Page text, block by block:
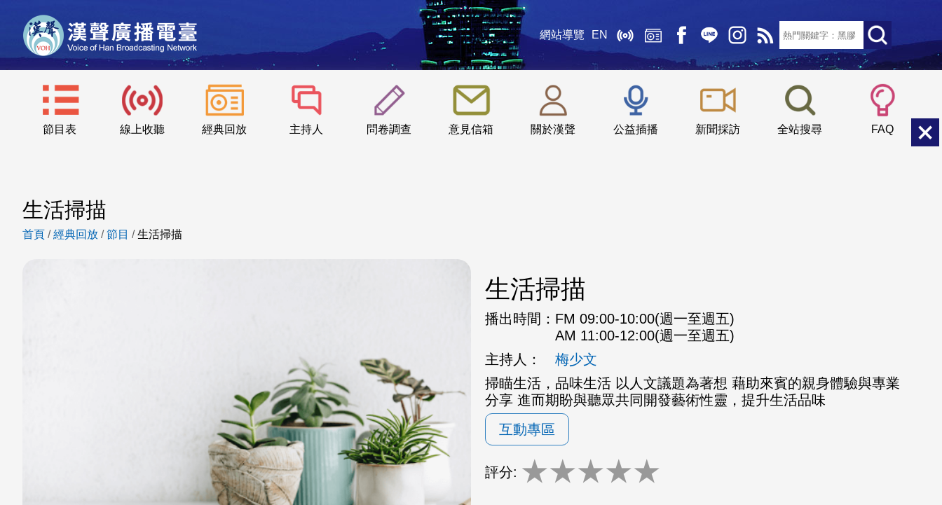
網站導覽 EN
節目表 線上收聽 經典回放 主持人 問卷調查 意見信箱 關於漢聲 公益插播 新聞採訪 全站搜尋 FAQ
::: 小 中
生活掃描
首頁 /經典回放 /節目 /生活掃描
生活掃描
播出時間： FM 09:00-10:00(週一至週五)
AM 11:00-12:00(週一至週五)
主持人：
梅少文
掃瞄生活，品味生活 以人文議題為著想 藉助來賓的親身體驗與專業
分享 進而期盼與聽眾共同開發藝術性靈，提升生活品味
互動專區
評分: ★★★★★